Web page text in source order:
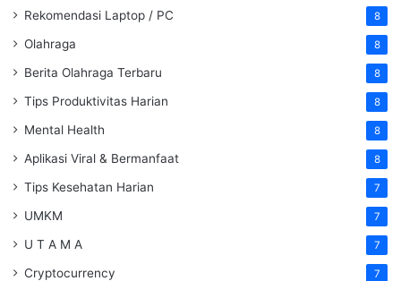
Rekomendasi Laptop / PC 8
Olahraga 8
Berita Olahraga Terbaru 8
Tips Produktivitas Harian 8
Mental Health 8
Aplikasi Viral & Bermanfaat 8
Tips Kesehatan Harian 7
UMKM 7
U T A M A 7
Cryptocurrency 7